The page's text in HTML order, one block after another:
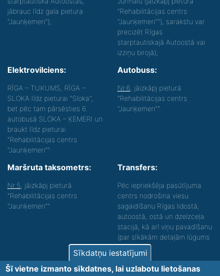
jābrauc līdz gala pietura
"Jaunķemeri");
"Rehabilitācijas centrs
"Jaunķemeri""), sarakstu var
precizēt Rīgas
starptautiskajā Autoostā vai
izziņu birojā);
Elektrovilciens:
RĪGA – TUKUMS, RĪGA –
SLOKA līdz pieturai "Sloka",
bet pēc tam pārsēsties 6.
autobusā SLOKA – ĶEMERI un
braukt līdz pieturai
"Rehabilitācijas centrs
"Jaunķemeri"".
Autobuss:
Nr.6 , jāizkāpj pieturā
"Rehabilitācijas centrs
"Jaunķemeri"".
Maršruta taksometrs:
Nr.5 , jāizkāpj pieturā
"Rehabilitācijas centrs
"Jaunķemeri""
Transfers:
Pēc iepriekšēja pasūtījuma
centrs nodrošina viesu
sagaidīšanu Rīgas lidostā,
autoostā, ostā un dzelzceļa
stacijā, kā arī viņu pavadīšanu
(par sīkākām detaļām lūgums
zvanīt).
Nodrošinām vides piekļūstamību personām ar
funkcionāliem traucējumiem! SIA „Sanare-KRC
Sīkdatņu iestatījumi
Šī vietne izmanto sīkdatnes, lai uzlabotu lietošanas